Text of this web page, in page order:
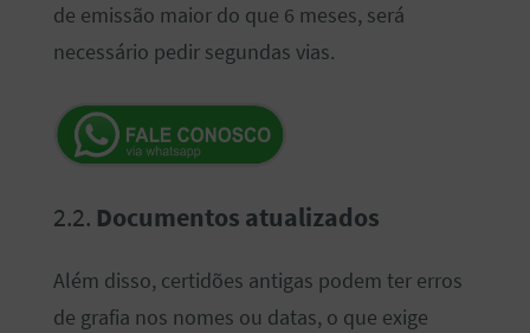
de emissão maior do que 6 meses, será
necessário pedir segundas vias.
2.2. Documentos atualizados
Além disso, certidões antigas podem ter erros
de grafia nos nomes ou datas, o que exige